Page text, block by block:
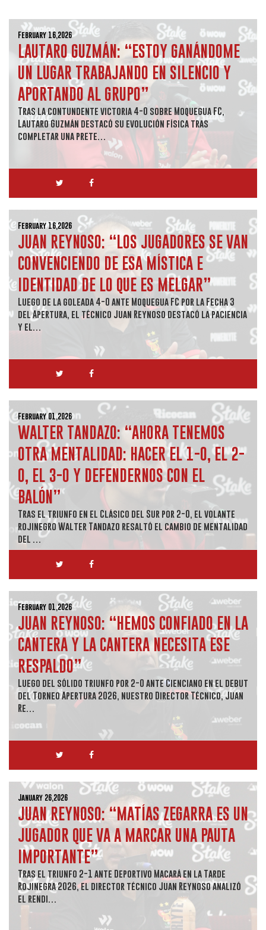
February 16,2026
LAUTARO GUZMÁN: “ESTOY GANÁNDOME
UN LUGAR TRABAJANDO EN SILENCIO Y
APORTANDO AL GRUPO”
Tras la contundente victoria 4-0 sobre Moquegua FC,
Lautaro Guzmán destacó su evolución física tras
completar una prete…
February 16,2026
JUAN REYNOSO: “LOS JUGADORES SE VAN
CONVENCIENDO DE ESA MÍSTICA E
IDENTIDAD DE LO QUE ES MELGAR”
Luego de la goleada 4-0 ante Moquegua FC por la Fecha 3
del Apertura, el técnico Juan Reynoso destacó la paciencia
y el…
February 01,2026
WALTER TANDAZO: “AHORA TENEMOS
OTRA MENTALIDAD: HACER EL 1-0, EL 2-
0, EL 3-0 Y DEFENDERNOS CON EL
BALÓN”
Tras el triunfo en el Clásico del Sur por 2-0, el volante
rojinegro Walter Tandazo resaltó el cambio de mentalidad
del …
February 01,2026
JUAN REYNOSO: “HEMOS CONFIADO EN LA
CANTERA Y LA CANTERA NECESITA ESE
RESPALDO”
Luego del sólido triunfo por 2-0 ante Cienciano en el debut
del Torneo Apertura 2026, nuestro Director Técnico, Juan
Re…
January 26,2026
JUAN REYNOSO: “MATÍAS ZEGARRA ES UN
JUGADOR QUE VA A MARCAR UNA PAUTA
IMPORTANTE”
Tras el triunfo 2-1 ante Deportivo Macará en la Tarde
Rojinegra 2026, el director técnico Juan Reynoso analizó
el rendi…